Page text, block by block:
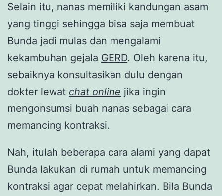
Selain itu, nanas memiliki kandungan asam
yang tinggi sehingga bisa saja membuat
Bunda jadi mulas dan mengalami
kekambuhan gejala GERD. Oleh karena itu,
sebaiknya konsultasikan dulu dengan
dokter lewat chat online jika ingin
mengonsumsi buah nanas sebagai cara
memancing kontraksi.
Nah, itulah beberapa cara alami yang dapat
Bunda lakukan di rumah untuk memancing
kontraksi agar cepat melahirkan. Bila Bunda